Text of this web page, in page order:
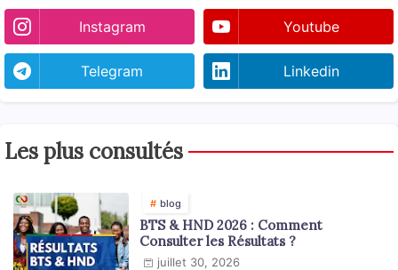
Instagram Youtube
Telegram Linkedin
Les plus consultés
blog
BTS & HND 2026 : Comment
Consulter les Résultats ?
juillet 30, 2026